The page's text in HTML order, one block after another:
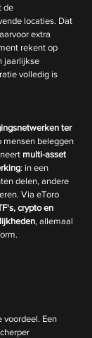
de
locaties. Dat
extra
rekent op
jaarlijkse
volledig is
ter
mensen beleggen
multi-asset
: in een
delen, andere
Via eToro
crypto en
, allemaal
voordeel. Een